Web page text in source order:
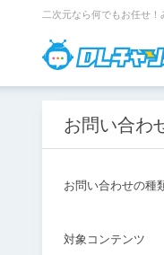
二次元なら何でもお任せ！
お問い合わ
お問い合わせの種
対象コンテンツ